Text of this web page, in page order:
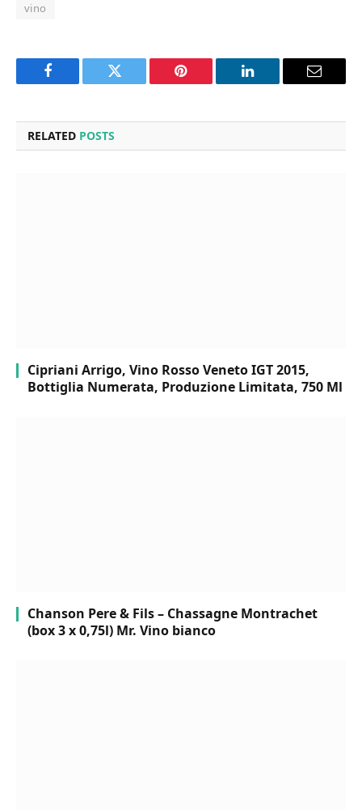
vino
Facebook Twitter Pinterest LinkedIn Email
RELATED POSTS
Cipriani Arrigo, Vino Rosso Veneto IGT 2015,
Bottiglia Numerata, Produzione Limitata, 750 Ml
Chanson Pere & Fils – Chassagne Montrachet
(box 3 x 0,75l) Mr. Vino bianco